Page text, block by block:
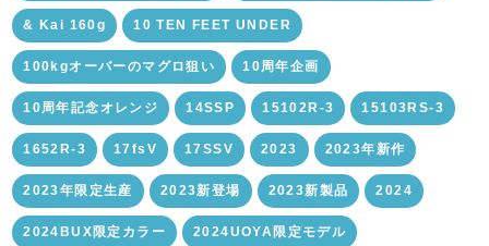
& Kai 160g 10 TEN FEET UNDER
100kgオーバーのマグロ狙い 10周年企画
10周年記念オレンジ 14SSP 15102R-3 15103RS-3
1652R-3 17fsV 17SSV 2023 2023年新作
2023年限定生産 2023新登場 2023新製品 2024
2024BUX限定カラー 2024UOYA限定モデル